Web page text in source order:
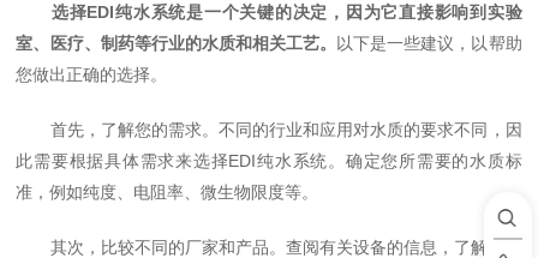
选择EDI纯水系统是一个关键的决定，因为它直接影响到实验
室、医疗、制药等行业的水质和相关工艺。
以下是一些建议，以帮助
您做出正确的选择。
首先，了解您的需求。不同的行业和应用对水质的要求不同，因
此需要根据具体需求来选择EDI纯水系统。确定您所需要的水质标
准，例如纯度、电阻率、微生物限度等。
其次，比较不同的厂家和产品。查阅有关设备的信息，了解各个